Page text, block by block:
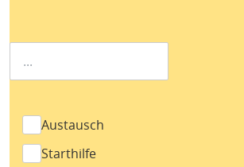
Austausch
Starthilfe